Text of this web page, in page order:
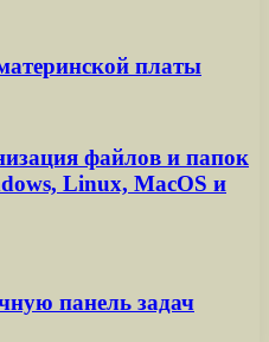
платы
файлов и папок
Linux, MacOS и
панель задач